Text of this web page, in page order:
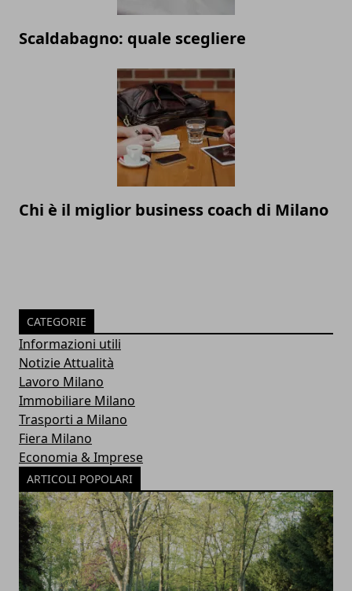
Scaldabagno: quale scegliere
Chi è il miglior business coach di Milano
CATEGORIE
Informazioni utili
Notizie Attualità
Lavoro Milano
Immobiliare Milano
Trasporti a Milano
Fiera Milano
Economia & Imprese
ARTICOLI POPOLARI